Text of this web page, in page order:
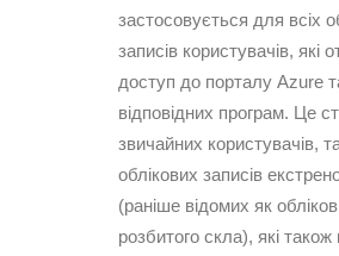
застосовується для всіх
записів користувачів, які
доступ до порталу Azure
відповідних програм. Це
звичайних користувачів,
облікових записів
(раніше відомих як
розбитого скла), які